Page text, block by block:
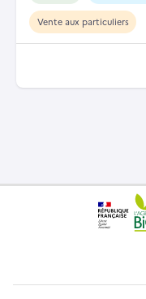
Vente aux particuliers